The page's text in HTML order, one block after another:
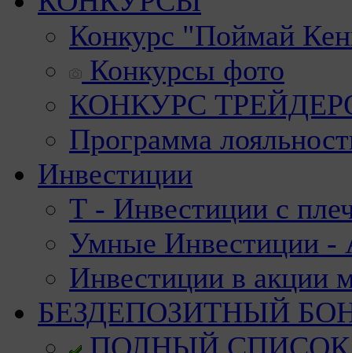
Конкурс "Поймай
Конкурсы фото
КОНКУРС
Программа
Инвестиции
Т - Инвестиции с
Умные Инвестиции -
Инвестиции в акции
БЕЗДЕПОЗИТНЫЙ